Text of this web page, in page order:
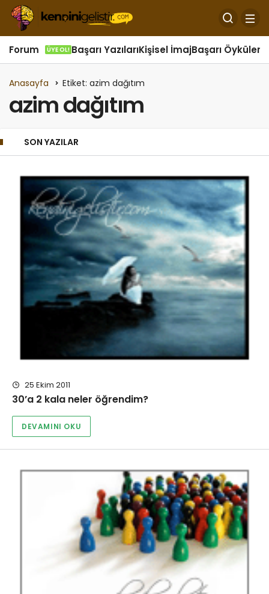
Forum ÜYE OL! Başarı YazılarıKişisel İmajBaşarı Öyküleri
Anasayfa Etiket: azim dağıtım
azim dağıtım
SON YAZILAR
25 Ekim 2011
30’a 2 kala neler öğrendim?
DEVAMINI OKU